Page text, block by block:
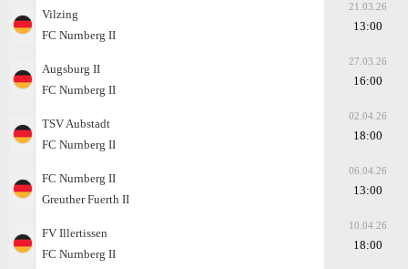
Vilzing
FC Nurnberg II
21.03.26
13:00
Augsburg II
FC Nurnberg II
27.03.26
16:00
TSV Aubstadt
FC Nurnberg II
02.04.26
18:00
FC Nurnberg II
Greuther Fuerth II
06.04.26
13:00
FV Illertissen
FC Nurnberg II
10.04.26
18:00